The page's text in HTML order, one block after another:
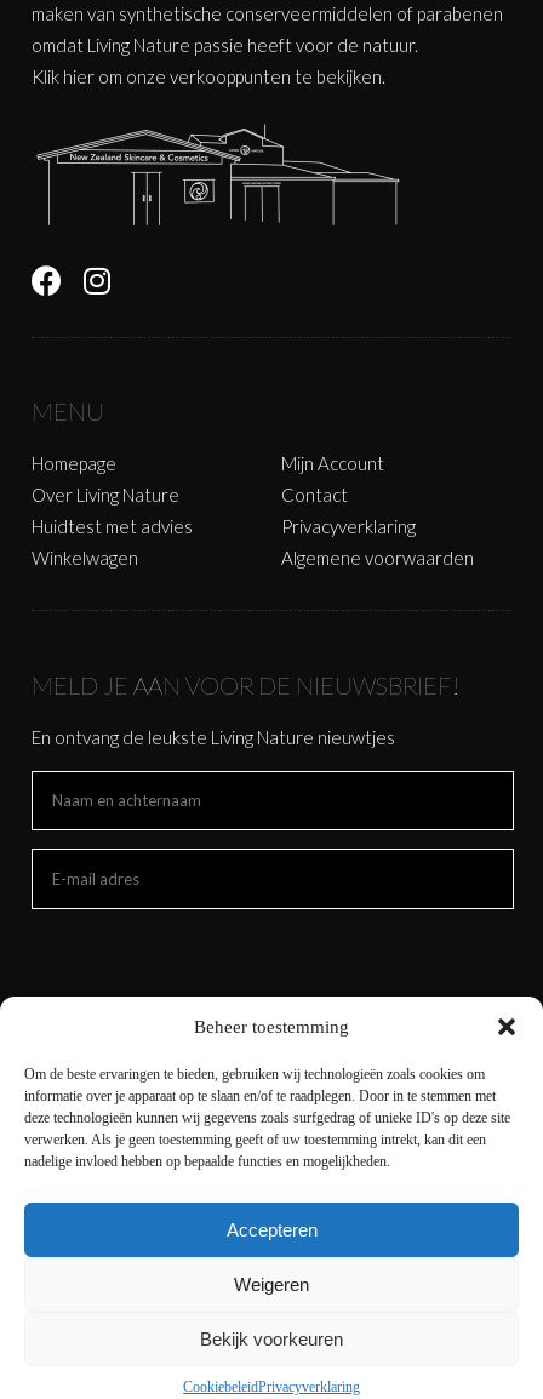
Beheer toestemming
Om de beste ervaringen te bieden, gebruiken wij technologieën zoals cookies om
informatie over je apparaat op te slaan en/of te raadplegen. Door in te stemmen met
deze technologieën kunnen wij gegevens zoals surfgedrag of unieke ID's op deze site
verwerken. Als je geen toestemming geeft of uw toestemming intrekt, kan dit een
nadelige invloed hebben op bepaalde functies en mogelijkheden.
Accepteren
Weigeren
Bekijk voorkeuren
CookiebeleidPrivacyverklaring
maken van synthetische conserveermiddelen of parabenen
omdat Living Nature passie heeft voor de natuur.
Klik hier om onze verkooppunten te bekijken.
MENU
Homepage
Over Living Nature
Huidtest met advies
Winkelwagen
Mijn Account
Contact
Privacyverklaring
Algemene voorwaarden
MELD JE AAN VOOR DE NIEUWSBRIEF!
En ontvang de leukste Living Nature nieuwtjes
Copyright © 2021 livingnature.nl | Alle rechten